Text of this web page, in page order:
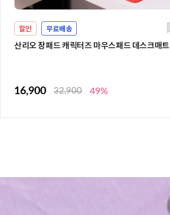
할인 무료배송
산리오 장패드 캐릭터즈 마우스패드 데스크매트
16,900 32,900 49%